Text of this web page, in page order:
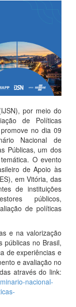
por meio do
de Políticas
no dia 09
Nacional de
Públicas, um dos
O evento
de Apoio às
em Vitória, das
de instituições
públicos,
de políticas
e na valorização
públicas no Brasil,
de experiências e
e avaliação no
através do link:
nacional-